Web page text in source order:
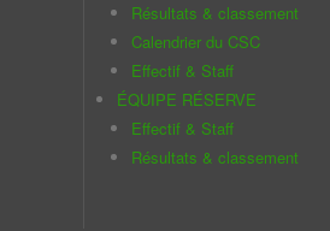
Résultats & classement
Calendrier du CSC
Effectif & Staff
ÉQUIPE RÉSERVE
Effectif & Staff
Résultats & classement